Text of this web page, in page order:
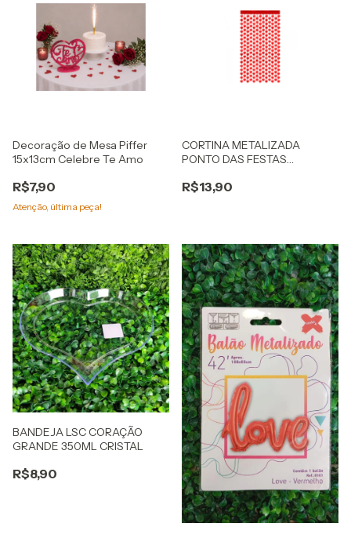
Decoração de Mesa Piffer
15x13cm Celebre Te Amo
R$7,90
Atenção, última peça!
CORTINA METALIZADA
PONTO DAS FESTAS
R$13,90
BANDEJA LSC CORAÇÃO
GRANDE 350ML CRISTAL
R$8,90